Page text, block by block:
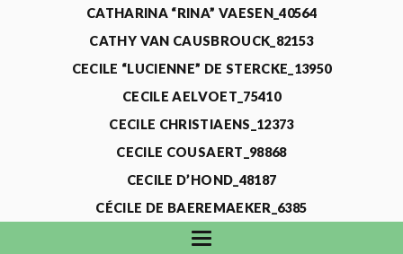
CATHARINA “RINA” VAESEN_40564
CATHY VAN CAUSBROUCK_82153
CECILE “LUCIENNE” DE STERCKE_13950
CECILE AELVOET_75410
CECILE CHRISTIAENS_12373
CECILE COUSAERT_98868
CECILE D’HOND_48187
CÉCILE DE BAEREMAEKER_6385
CECILE DE WAELE_4731